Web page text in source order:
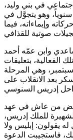
في بني وليد،
سنوياً، وهو يتجوَّل في
وإيماءاته، فيما
وابن عمّه أحمد
الفعالية، بتعليقات
وهي المرحلة
بعد الانقلاب على
من عاش في عهد
للملك إدريس،
يقولون: إبليس ولا